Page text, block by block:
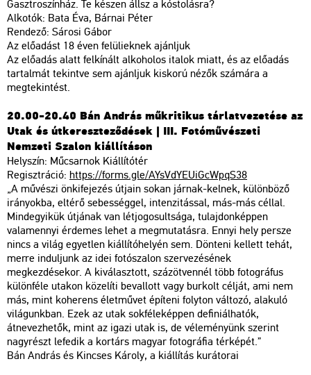
Gasztroszínház. Te készen állsz a kóstolásra?
Alkotók: Bata Éva, Bárnai Péter
Rendező: Sárosi Gábor
Az előadást 18 éven felülieknek ajánljuk
Az előadás alatt felkínált alkoholos italok miatt, és az előadás
tartalmát tekintve sem ajánljuk kiskorú nézők számára a
megtekintést.
20.00-20.40 Bán András műkritikus tárlatvezetése az
Utak és útkereszteződések | III. Fotóművészeti
Nemzeti Szalon kiállításon
Helyszín: Műcsarnok Kiállítótér
Regisztráció: https://forms.gle/AYsVdYEUiGcWpqS38
„A művészi önkifejezés útjain sokan járnak-kelnek, különböző
irányokba, eltérő sebességgel, intenzitással, más-más céllal.
Mindegyikük útjának van létjogosultsága, tulajdonképpen
valamennyi érdemes lehet a megmutatásra. Ennyi hely persze
nincs a világ egyetlen kiállítóhelyén sem. Dönteni kellett tehát,
merre induljunk az idei fotószalon szervezésének
megkezdésekor. A kiválasztott, százötvennél több fotográfus
különféle utakon közelíti bevallott vagy burkolt célját, ami nem
más, mint koherens életművet építeni folyton változó, alakuló
világunkban. Ezek az utak sokféleképpen definiálhatók,
átnevezhetők, mint az igazi utak is, de véleményünk szerint
nagyrészt lefedik a kortárs magyar fotográfia térképét.”
Bán András és Kincses Károly, a kiállítás kurátorai